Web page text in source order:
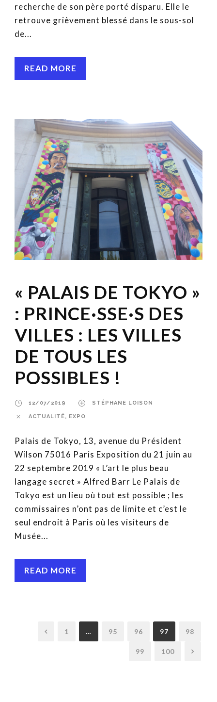
recherche de son père porté disparu. Elle le
retrouve grièvement blessé dans le sous-sol
de...
READ MORE
« PALAIS DE TOKYO »
: PRINCE·SSE·S DES
VILLES : LES VILLES
DE TOUS LES
POSSIBLES !
12/07/2019 STÉPHANE LOISON
ACTUALITÉ, EXPO
Palais de Tokyo, 13, avenue du Président
Wilson 75016 Paris Exposition du 21 juin au
22 septembre 2019 « L’art le plus beau
langage secret » Alfred Barr Le Palais de
Tokyo est un lieu où tout est possible ; les
commissaires n’ont pas de limite et c’est le
seul endroit à Paris où les visiteurs de
Musée...
READ MORE
1 … 95 96 97 98
99 100